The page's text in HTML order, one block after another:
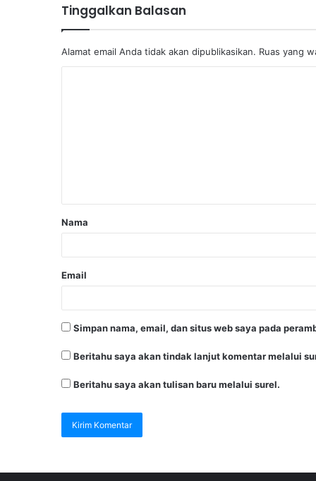
Tinggalkan Balasan
Alamat email Anda tidak akan dipublikasikan. Ruas yang
Nama
Email
Simpan nama, email, dan situs web saya pada
Beritahu saya akan tindak lanjut komentar melalui
Beritahu saya akan tulisan baru melalui surel.